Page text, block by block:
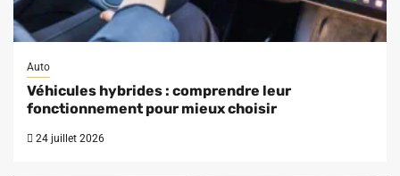
Auto
Véhicules hybrides : comprendre leur
fonctionnement pour mieux choisir
24 juillet 2026